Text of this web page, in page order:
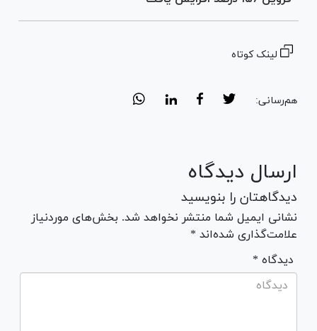
لینک کوتاه
هم‌رسانی:
ارسال دیدگاه
دیدگاهتان را بنویسید
نشانی ایمیل شما منتشر نخواهد شد. بخش‌های موردنیاز
علامت‌گذاری شده‌اند *
* دیدگاه